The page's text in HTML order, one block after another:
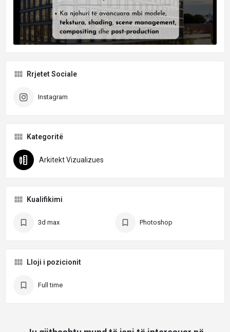
Rrjetet Sociale
Instagram
Kategoritë
Arkitekt Vizualizues
Kualifikimi
3d max Photoshop
Lloji i pozicionit
Full time